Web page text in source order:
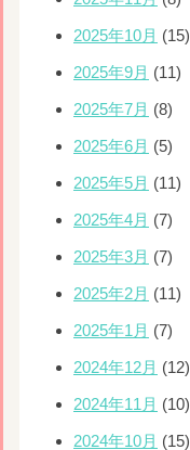
2025年10月 (15)
2025年9月 (11)
2025年7月 (8)
2025年6月 (5)
2025年5月 (11)
2025年4月 (7)
2025年3月 (7)
2025年2月 (11)
2025年1月 (7)
2024年12月 (12)
2024年11月 (10)
2024年10月 (15)